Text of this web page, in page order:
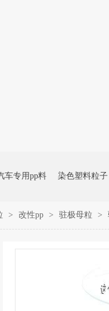
车专用pp料 染色塑料粒子
> 改性pp > 驻极母粒 >